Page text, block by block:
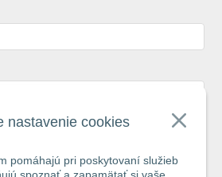
nastavenie cookies
pomáhajú pri poskytovaní služieb